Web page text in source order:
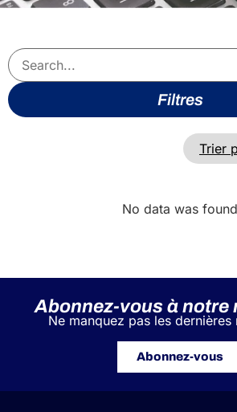
Filtres
No data was found
Abonnez-vous à notre
Ne manquez pas les dernières
Abonnez-vous